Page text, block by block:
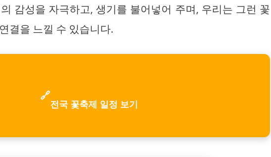
감성을 자극하고, 생기를 불어넣어 주며, 우리는 그런 꽃
결을 느낄 수 있습니다.
🔗
전국 꽃축제 일정 보기